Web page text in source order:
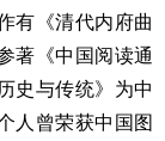
有《清代内府曲
著《中国阅读通
史与传统》为中
人曾荣获中国图